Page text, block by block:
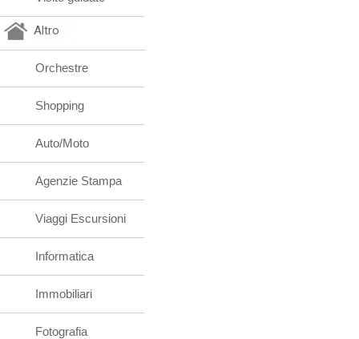
Altro
Orchestre
Shopping
Auto/Moto
Agenzie Stampa
Viaggi Escursioni
Informatica
Immobiliari
Fotografia